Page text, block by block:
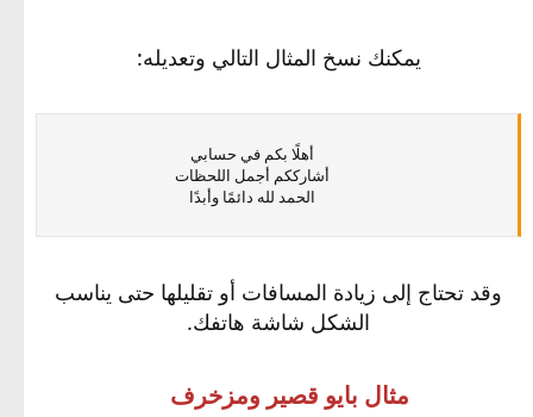
يمكنك نسخ المثال التالي وتعديله:
وقد تحتاج إلى زيادة المسافات أو تقليلها حتى يناسب
الشكل شاشة هاتفك.
مثال بايو قصير ومزخرف